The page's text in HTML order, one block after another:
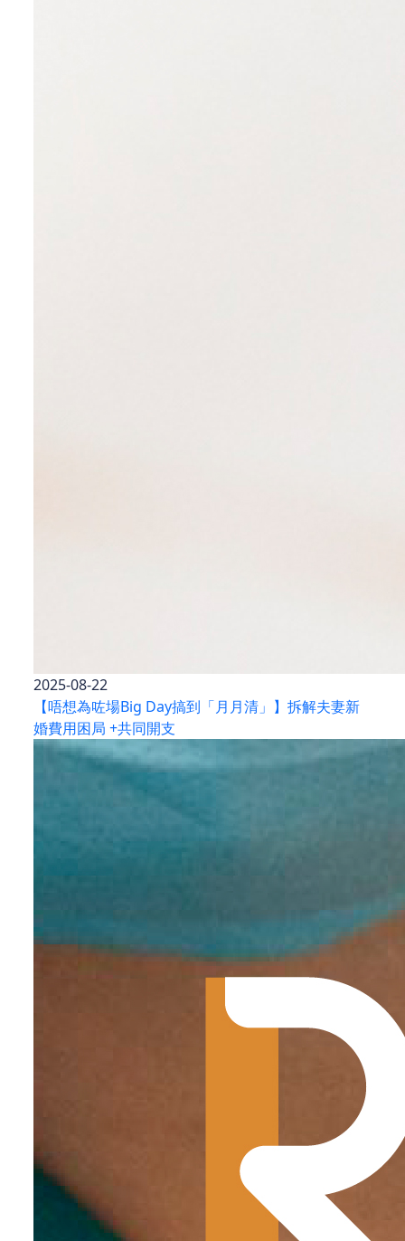
2025-08-22
【唔想為咗場Big Day搞到「月月清」】拆解夫妻新
婚費用困局 +共同開支